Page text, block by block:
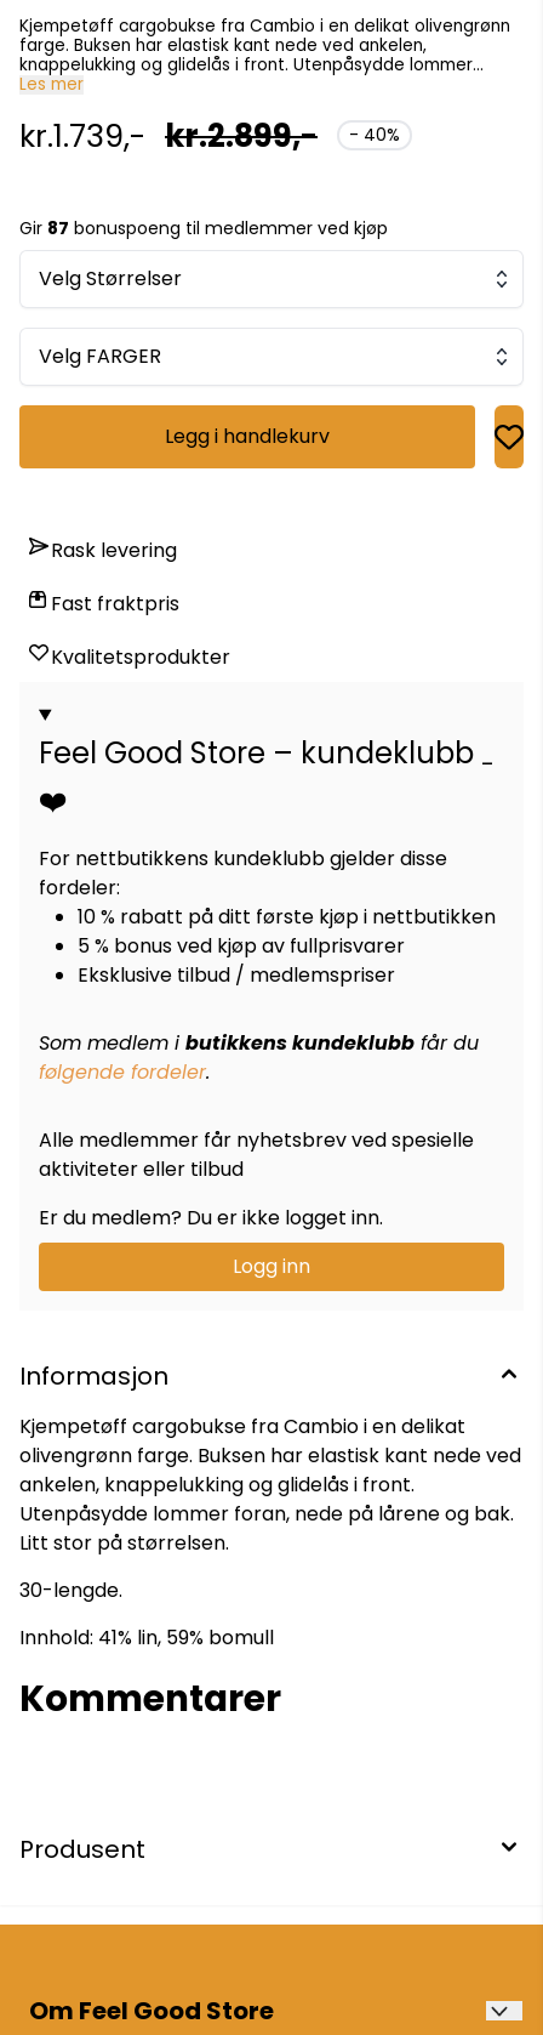
Kjempetøff cargobukse fra Cambio i en delikat olivengrønn
farge. Buksen har elastisk kant nede ved ankelen,
knappelukking og glidelås i front. Utenpåsydde lommer
foran, nede på lårene og bak. Litt stor på størrelsen. 30-
Les mer
kr.1.739,- kr.2.899,- - 40%
Gir 87 bonuspoeng til medlemmer ved kjøp
Velg Størrelser
Velg FARGER
Legg i handlekurv
Rask levering
Fast fraktpris
Kvalitetsprodukter
Feel Good Store – kundeklubb
❤️
For nettbutikkens kundeklubb gjelder disse
fordeler:
10 % rabatt på ditt første kjøp i nettbutikken
5 % bonus ved kjøp av fullprisvarer
Eksklusive tilbud / medlemspriser
Som medlem i butikkens kundeklubb får du
følgende fordeler.
Alle medlemmer får nyhetsbrev ved spesielle
aktiviteter eller tilbud
Er du medlem? Du er ikke logget inn.
Logg inn
Informasjon
Kjempetøff cargobukse fra Cambio i en delikat
olivengrønn farge. Buksen har elastisk kant nede ved
ankelen, knappelukking og glidelås i front.
Utenpåsydde lommer foran, nede på lårene og bak.
Litt stor på størrelsen.
30-lengde.
Innhold: 41% lin, 59% bomull
Kommentarer
Produsent
Om Feel Good Store